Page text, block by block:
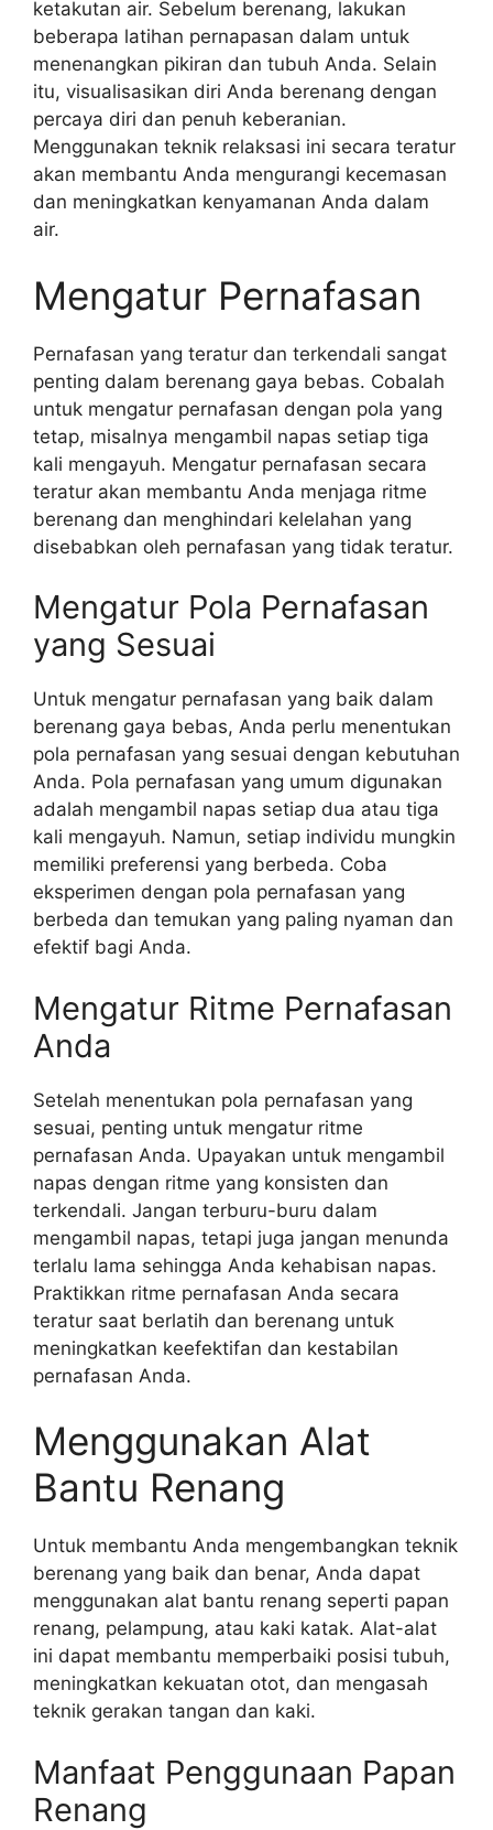
ketakutan air. Sebelum berenang, lakukan
beberapa latihan pernapasan dalam untuk
menenangkan pikiran dan tubuh Anda. Selain
itu, visualisasikan diri Anda berenang dengan
percaya diri dan penuh keberanian.
Menggunakan teknik relaksasi ini secara teratur
akan membantu Anda mengurangi kecemasan
dan meningkatkan kenyamanan Anda dalam
air.
Mengatur Pernafasan
Pernafasan yang teratur dan terkendali sangat
penting dalam berenang gaya bebas. Cobalah
untuk mengatur pernafasan dengan pola yang
tetap, misalnya mengambil napas setiap tiga
kali mengayuh. Mengatur pernafasan secara
teratur akan membantu Anda menjaga ritme
berenang dan menghindari kelelahan yang
disebabkan oleh pernafasan yang tidak teratur.
Mengatur Pola Pernafasan
yang Sesuai
Untuk mengatur pernafasan yang baik dalam
berenang gaya bebas, Anda perlu menentukan
pola pernafasan yang sesuai dengan kebutuhan
Anda. Pola pernafasan yang umum digunakan
adalah mengambil napas setiap dua atau tiga
kali mengayuh. Namun, setiap individu mungkin
memiliki preferensi yang berbeda. Coba
eksperimen dengan pola pernafasan yang
berbeda dan temukan yang paling nyaman dan
efektif bagi Anda.
Mengatur Ritme Pernafasan
Anda
Setelah menentukan pola pernafasan yang
sesuai, penting untuk mengatur ritme
pernafasan Anda. Upayakan untuk mengambil
napas dengan ritme yang konsisten dan
terkendali. Jangan terburu-buru dalam
mengambil napas, tetapi juga jangan menunda
terlalu lama sehingga Anda kehabisan napas.
Praktikkan ritme pernafasan Anda secara
teratur saat berlatih dan berenang untuk
meningkatkan keefektifan dan kestabilan
pernafasan Anda.
Menggunakan Alat
Bantu Renang
Untuk membantu Anda mengembangkan teknik
berenang yang baik dan benar, Anda dapat
menggunakan alat bantu renang seperti papan
renang, pelampung, atau kaki katak. Alat-alat
ini dapat membantu memperbaiki posisi tubuh,
meningkatkan kekuatan otot, dan mengasah
teknik gerakan tangan dan kaki.
Manfaat Penggunaan Papan
Renang